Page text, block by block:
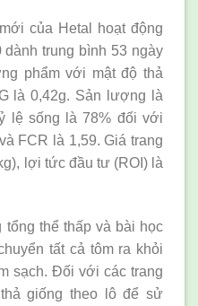
của Hetal hoạt động
trung bình 53 ngày
phẩm với mật độ thả
là 0,42g. Sản lượng là
lệ sống là 78% đối với
FCR là 1,59. Giá trang
lợi tức đầu tư (ROI) là
tổng thể thấp và bài học
tất cả tôm ra khỏi
sạch. Đối với các trang
giống theo lô để sử